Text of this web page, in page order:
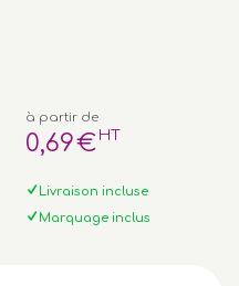
à partir de
0,69€ HT
Livraison incluse
Marquage inclus